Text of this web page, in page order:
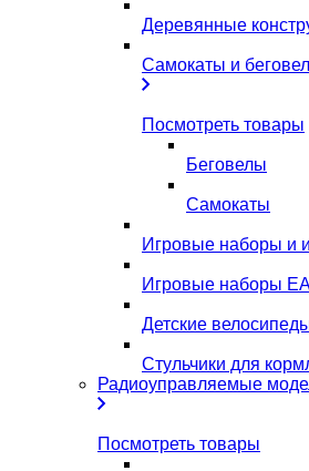
Деревянные
Самокаты и
Посмотреть товары
Беговелы
Самокаты
Игровые наборы и
Игровые наборы
Детские
Стульчики для
Радиоуправляемые
Посмотреть товары